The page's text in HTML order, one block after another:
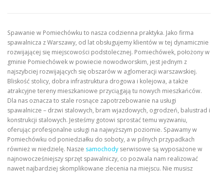
Spawanie w Pomiechówku to nasza codzienna praktyka. Jako firma
spawalnicza z Warszawy, od lat obsługujemy klientów w tej dynamicznie
rozwijającej się miejscowości podstolecznej. Pomiechówek, położony w
gminie Pomiechówek w powiecie nowodworskim, jest jednym z
najszybciej rozwijających się obszarów w aglomeracji warszawskiej.
Bliskość stolicy, dobra infrastruktura drogowa i kolejowa, a także
atrakcyjne tereny mieszkaniowe przyciągają tu nowych mieszkańców.
Dla nas oznacza to stale rosnące zapotrzebowanie na usługi
spawalnicze – drzwi stalowych, bram wjazdowych, ogrodzeń, balustrad i
konstrukcji stalowych. Jesteśmy gotowi sprostać temu wyzwaniu,
oferując profesjonalne usługi na najwyższym poziomie. Spawamy w
Pomiechówku od poniedziałku do soboty, a w pilnych przypadkach
również w niedzielę. Nasze samochody serwisowe są wyposażone w
najnowocześniejszy sprzęt spawalniczy, co pozwala nam realizować
nawet najbardziej skomplikowane zlecenia na miejscu. Nie musisz